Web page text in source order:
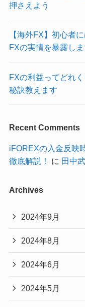
押さえよう
【海外FX】初心者
FXの実情を暴露し
FXの利益ってどれ
秘訣教えます
Recent Comments
iFOREXの入金反映
徹底解説！
に 田中武
Archives
2024年9月
2024年8月
2024年6月
2024年5月